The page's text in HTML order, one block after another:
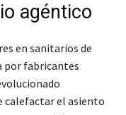
agéntico
en sanitarios de
por fabricantes
calefactar el asiento